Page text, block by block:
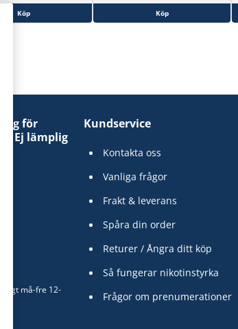
Köp Köp
för
Ej lämplig
må-fre 12-
Kundservice
Kontakta oss
Vanliga frågor
Frakt & leverans
Spåra din order
Returer / Ångra ditt köp
Så fungerar nikotinstyrka
Frågor om prenumerationer